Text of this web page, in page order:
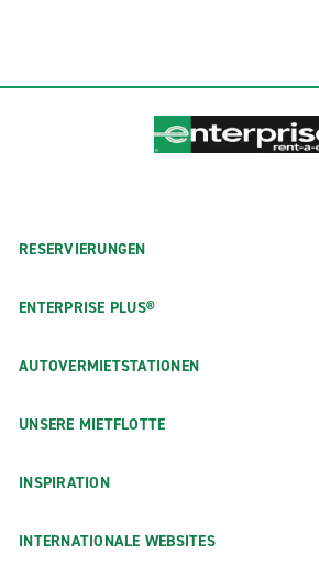
RESERVIERUNGEN
ENTERPRISE PLUS®
AUTOVERMIETSTATIONEN
UNSERE MIETFLOTTE
INSPIRATION
INTERNATIONALE WEBSITES